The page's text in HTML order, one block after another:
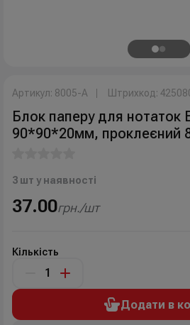
Артикул: 8005-A Штрихкод:
Блок паперу для нотаток
90*90*20мм, проклеєний
3 шт у наявності
37.00грн./шт
Кількість
Додати в